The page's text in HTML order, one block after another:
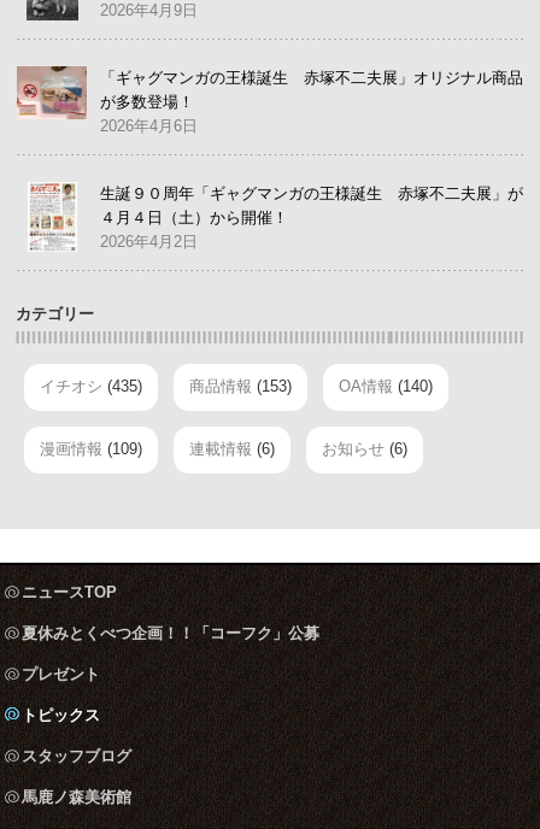
2026年4月9日
「ギャグマンガの王様誕生 赤塚不二夫展」オリジナル商品
が多数登場！
2026年4月6日
生誕９０周年「ギャグマンガの王様誕生 赤塚不二夫展」が
４月４日（土）から開催！
2026年4月2日
カテゴリー
イチオシ (435) 商品情報 (153) OA情報 (140)
漫画情報 (109) 連載情報 (6) お知らせ (6)
ニュースTOP
夏休みとくべつ企画！！「コーフク」公募
プレゼント
トピックス
スタッフブログ
馬鹿ノ森美術館